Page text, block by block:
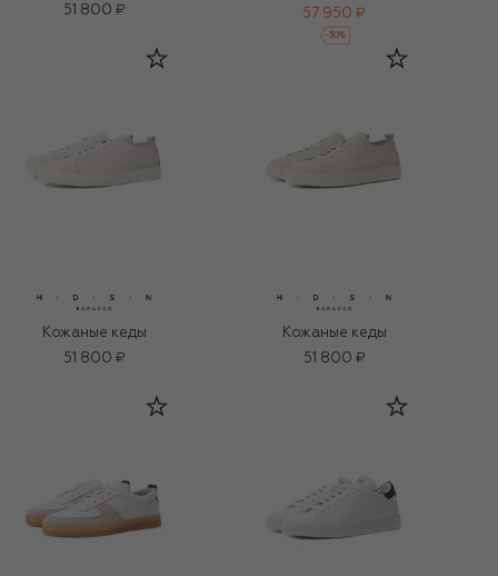
51 800 ₽
57 950 ₽
-30%
Кожаные кеды
51 800 ₽
Кожаные кеды
51 800 ₽